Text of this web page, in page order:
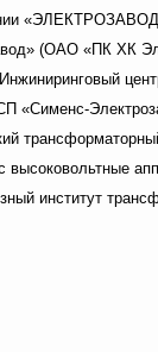
(ОАО «ПК ХК
«Сименс-
высоковольтные
институт